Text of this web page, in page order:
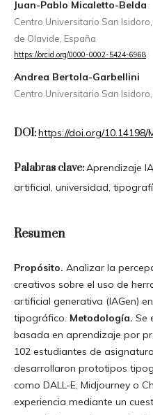
Juan-Pablo Micaletto-Belda
Centro Universitario San
de Olavide, España
https://orcid.org/0000-0002-5424-6968
Andrea Bertola-Garbellini
Centro Universitario San
DOI:https://doi.org/10.14198/
Palabras clave:Aprendizaje
artificial, universidad,
Resumen
Propósito. Analizar la
creativos sobre el uso de
artificial generativa (IAGen)
tipográfico. Metodología. Se
basada en aprendizaje por
102 estudiantes de
desarrollaron prototipos
como DALL-E, Midjourney o
experiencia mediante un